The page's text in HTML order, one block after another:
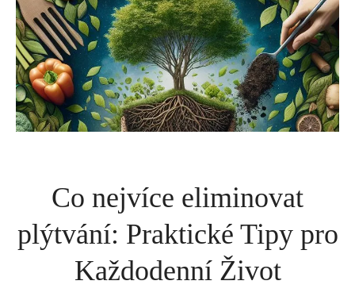
Co nejvíce eliminovat
plýtvání: Praktické Tipy pro
Každodenní Život